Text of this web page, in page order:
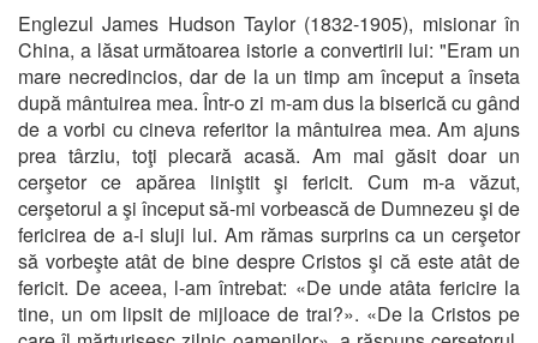
Englezul James Hudson Taylor (1832-1905), misionar în
China, a lăsat următoarea istorie a convertirii lui: "Eram un
mare necredincios, dar de la un timp am început a înseta
după mântuirea mea. Într-o zi m-am dus la biserică cu gând
de a vorbi cu cineva referitor la mântuirea mea. Am ajuns
prea târziu, toţi plecară acasă. Am mai găsit doar un
cerşetor ce apărea liniştit şi fericit. Cum m-a văzut,
cerşetorul a şi început să-mi vorbească de Dumnezeu şi de
fericirea de a-i sluji lui. Am rămas surprins ca un cerşetor
să vorbeşte atât de bine despre Cristos şi că este atât de
fericit. De aceea, l-am întrebat: «De unde atâta fericire la
tine, un om lipsit de mijloace de trai?». «De la Cristos pe